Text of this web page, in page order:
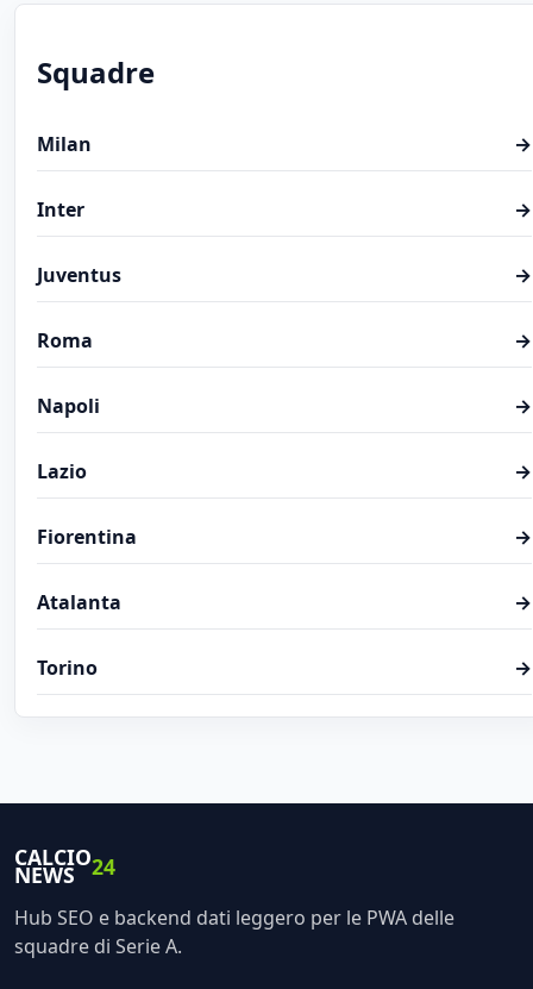
Squadre
Milan →
Inter →
Juventus →
Roma →
Napoli →
Lazio →
Fiorentina →
Atalanta →
Torino →
CALCIO
NEWS 24
Hub SEO e backend dati leggero per le PWA delle
squadre di Serie A.